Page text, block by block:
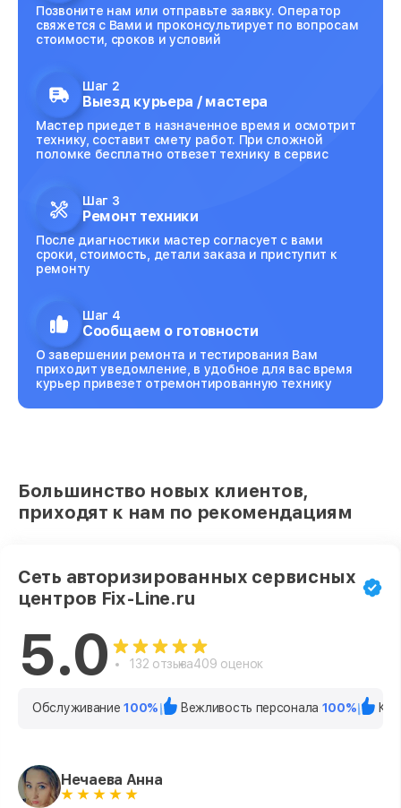
Позвоните нам или отправьте заявку. Оператор
свяжется с Вами и проконсультирует по вопросам
стоимости, сроков и условий
Шаг 2
Выезд курьера / мастера
Мастер приедет в назначенное время и осмотрит
технику, составит смету работ. При сложной
поломке бесплатно отвезет технику в сервис
Шаг 3
Ремонт техники
После диагностики мастер согласует с вами
сроки, стоимость, детали заказа и приступит к
ремонту
Шаг 4
Сообщаем о готовности
О завершении ремонта и тестирования Вам
приходит уведомление, в удобное для вас время
курьер привезет отремонтированную технику
Большинство новых клиентов,
приходят к нам по рекомендациям
Сеть авторизированных сервисных
центров Fix-Line.ru
5.0 132 отзыва409 оценок
Обслуживание100% Вежливость персонала 100%
Нечаева Анна